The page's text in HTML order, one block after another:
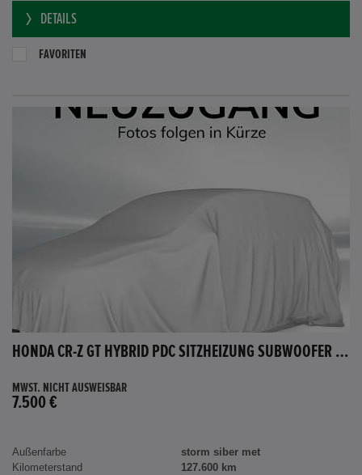
DETAILS
FAVORITEN
HONDA CR-Z GT HYBRID PDC SITZHEIZUNG SUBWOOFER BLUETOOTH
MWST. NICHT AUSWEISBAR
7.500 €
Außenfarbe
storm siber met
Kilometerstand
127.600 km